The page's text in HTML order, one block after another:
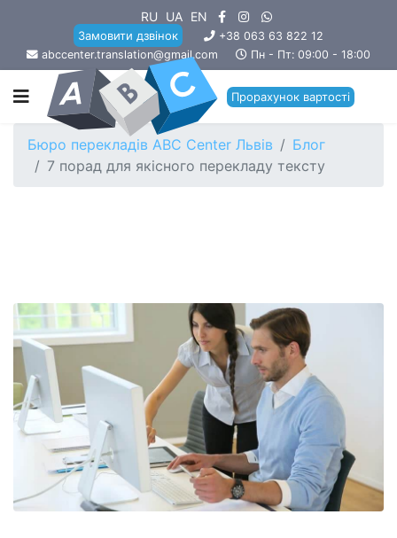
RU UA EN
Замовити дзвінок
+38 063 63 822 12
abccenter.translation@gmail.com
Пн - Пт: 09:00 - 18:00
Прорахунок вартості
Бюро перекладів ABC Center Львів
Блог
7 порад для якісного перекладу тексту